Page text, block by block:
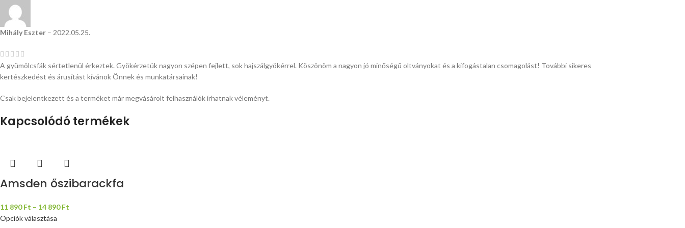
Mihály Eszter – 2022.05.25.
A gyümölcsfák sértetlenül érkeztek. Gyökérzetük nagyon szépen fejlett, sok hajszálgyökérrel. Köszönöm a nagyon jó minőségű oltványokat és a kifogástalan csomagolást! További sikeres
kertészkedést és árusítást kívánok Önnek és munkatársainak!
Csak bejelentkezett és a terméket már megvásárolt felhasználók írhatnak véleményt.
Kapcsolódó termékek
Amsden őszibarackfa
11 890Ft – 14 890Ft
Opciók választása